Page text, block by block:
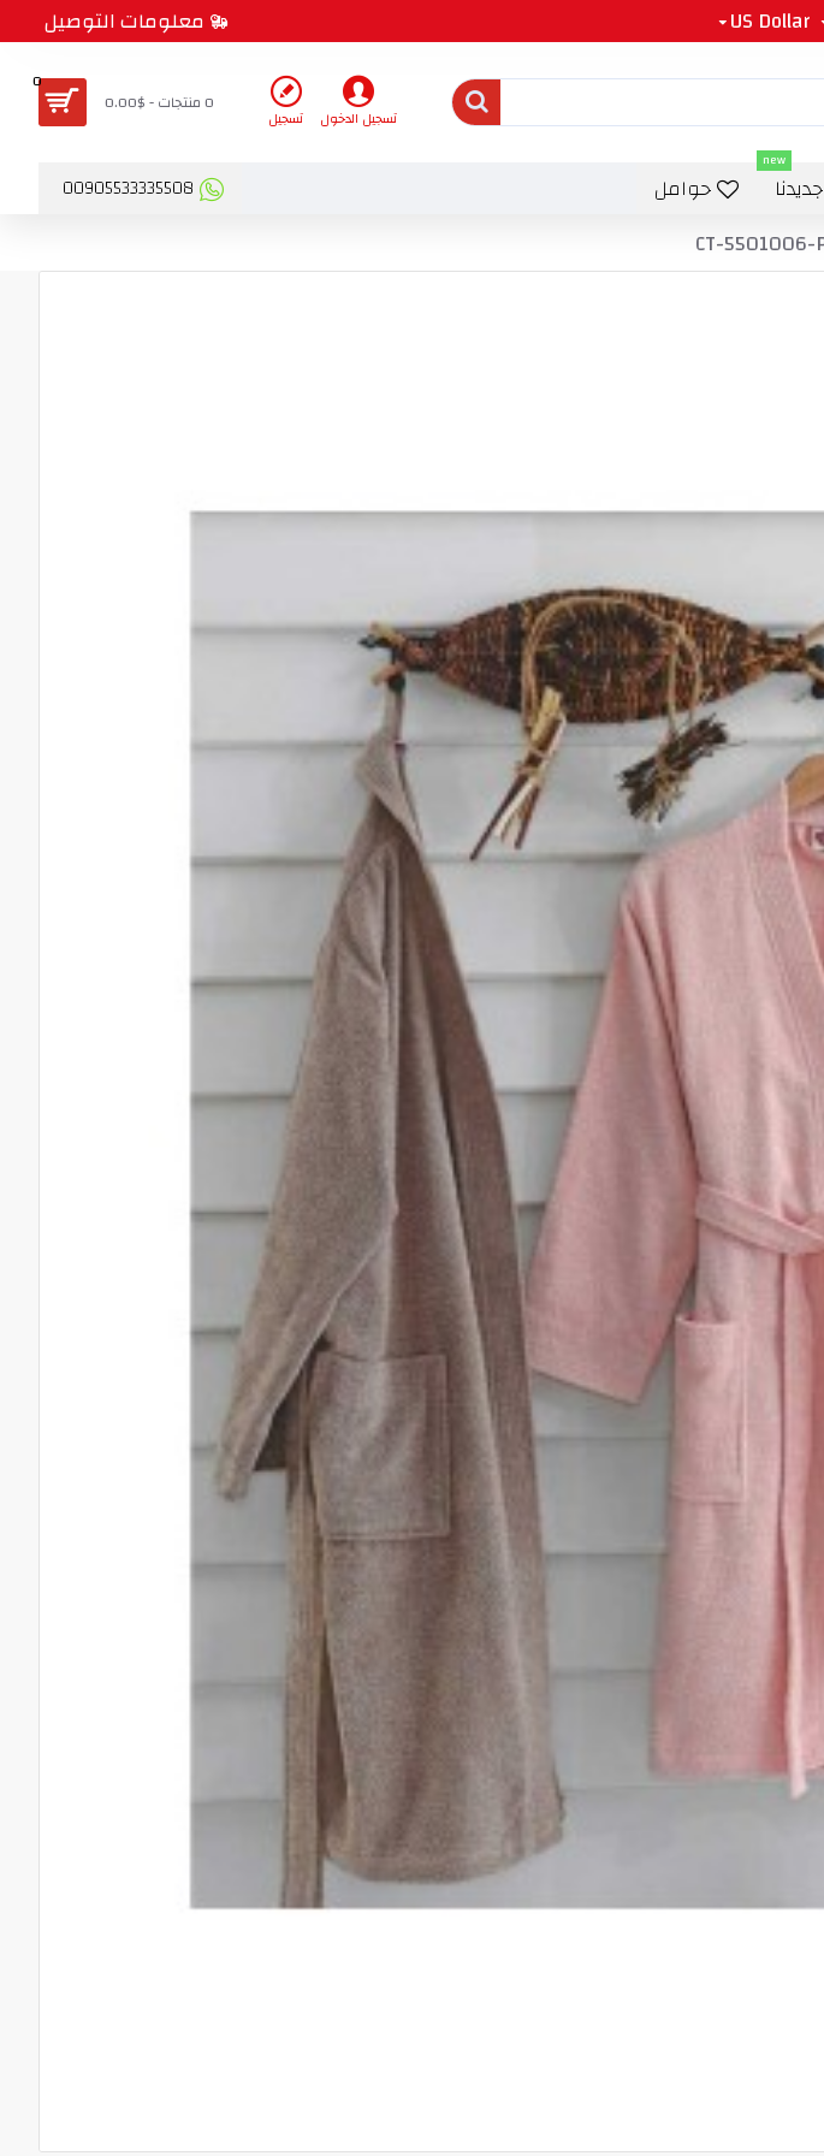
US Dollar معلومات التوصيل
تسجيل الدخول تسجيل
0 منتجات - $0.00
0
جديدنا
new
حوامل 00905533335508